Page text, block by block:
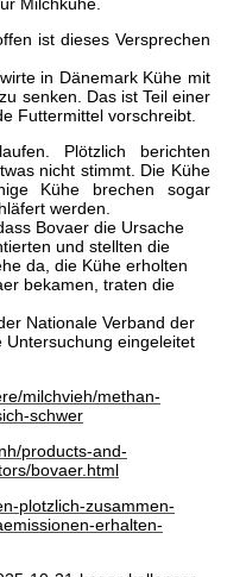
ist dieses Versprechen
in Dänemark Kühe mit
senken. Das ist Teil einer
Futtermittel vorschreibt.
Plötzlich berichten
nicht stimmt. Die Kühe
Kühe brechen sogar
werden.
Bovaer die Ursache
und stellten die
da, die Kühe erholten
bekamen, traten die
Nationale Verband der
eingeleitet
milchvieh/methan-
schwer
products-and-
bovaer.html
plotzlich-zusammen-
erhalten-